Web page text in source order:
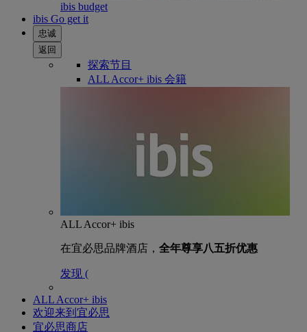
ibis budget
ibis Go get it
忠诚
返回
探索节目
ALL Accor+ ibis 会籍
ALL Accor+ ibis
在宜必思品牌酒店， 全年尊享八五折优惠
发现 (
ALL Accor+ ibis
欢迎来到宜必思
宜必思商店